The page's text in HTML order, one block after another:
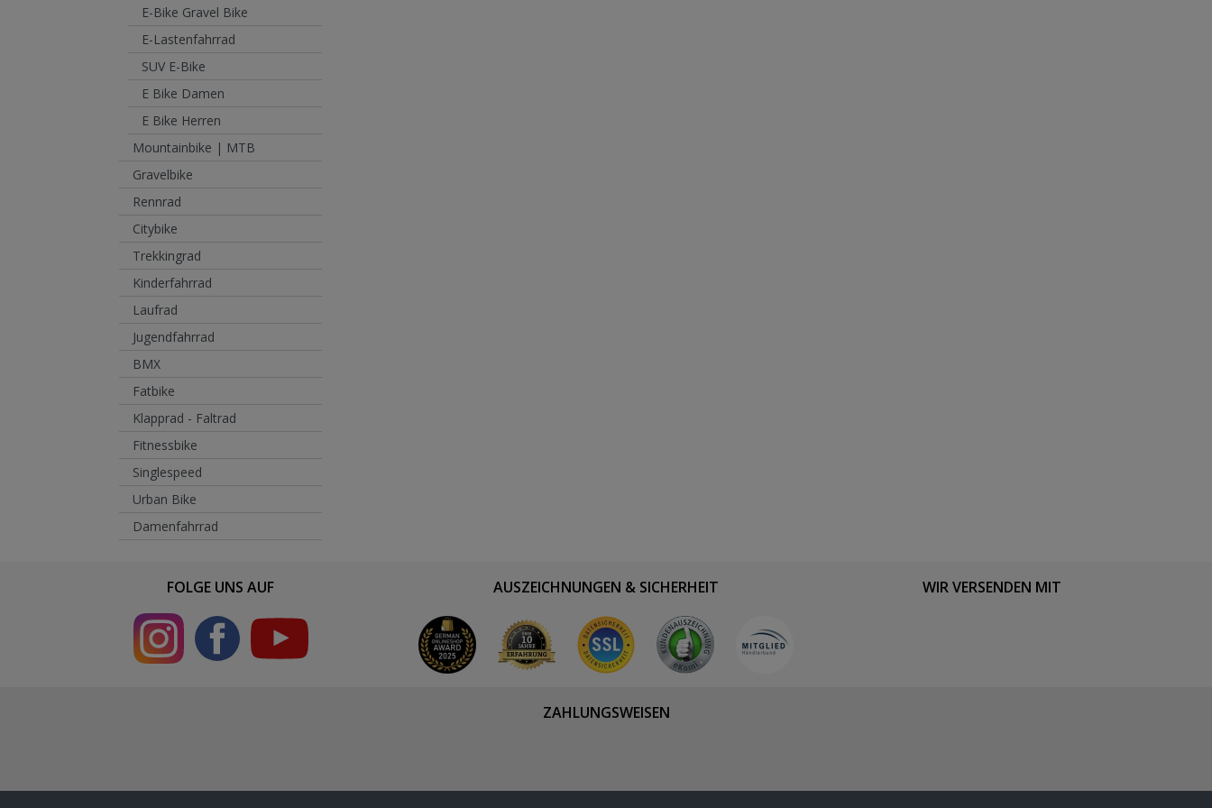
E-Bike Gravel Bike
E-Lastenfahrrad
SUV E-Bike
E Bike Damen
E Bike Herren
Mountainbike | MTB
Gravelbike
Rennrad
Citybike
Trekkingrad
Kinderfahrrad
Laufrad
Jugendfahrrad
BMX
Fatbike
Klapprad - Faltrad
Fitnessbike
Singlespeed
Urban Bike
Damenfahrrad
FOLGE UNS AUF AUSZEICHNUNGEN & SICHERHEIT WIR VERSENDEN MIT
ZAHLUNGSWEISEN